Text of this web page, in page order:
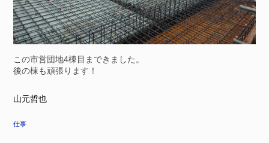
この市営団地4棟目まできました。
後の棟も頑張ります！
山元哲也
仕事